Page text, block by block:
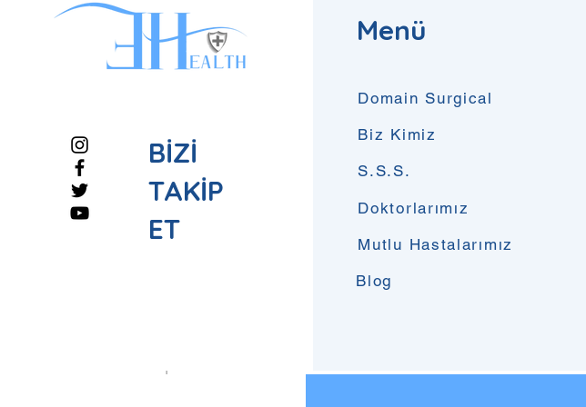
BİZİ
TAKİP
ET
Menü
Domain Surgical
Biz Kimiz
S.S.S.
Doktorlarımız
Mutlu Hastalarımız
Blog